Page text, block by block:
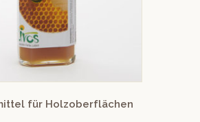
für Holzoberflächen